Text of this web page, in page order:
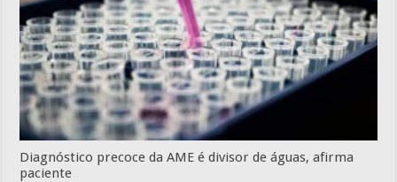
Diagnóstico precoce da AME é divisor de águas, afirma
paciente